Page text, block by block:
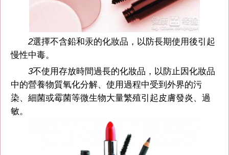
2選擇不含鉛和汞的化妝品，以防長期使用後引起
慢性中毒。
3不使用存放時間過長的化妝品，以防止因化妝品
中的營養物質氧化分解、使用過程中受到外界的污
染、細菌或霉菌等微生物大量繁殖引起皮膚發炎、過
敏。